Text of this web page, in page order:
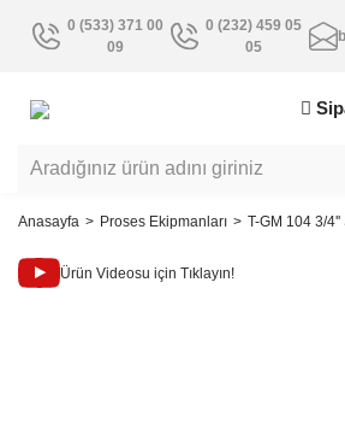
0 (533) 371 00
09
0 (232) 459 05
05
Anasayfa Proses Ekipmanları T-GM 104 3/
Ürün Videosu için Tıklayın!